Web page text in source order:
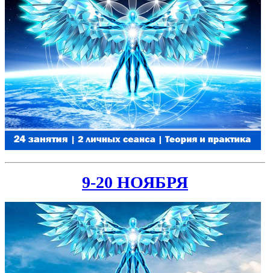
9-20 НОЯБРЯ